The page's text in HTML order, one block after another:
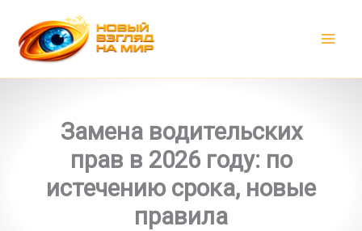
содержимому
Замена водительских
прав в 2026 году: по
истечению срока, новые
правила